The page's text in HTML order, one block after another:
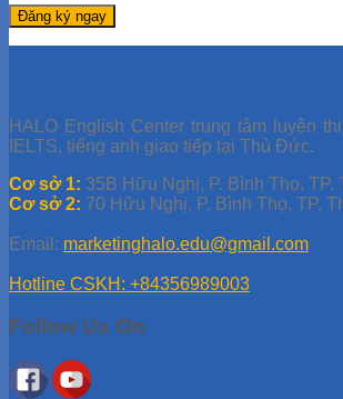
HALO English Center trung tâm luyện
IELTS, tiếng anh giao tiếp tại Thủ Đức.
Cơ sở 1: 35B Hữu Nghị, P. Bình Thọ,
Cơ sở 2: 70 Hữu Nghị, P. Bình Thọ, TP.
Email: marketinghalo.edu@gmail.com
Hotline CSKH: +84356989003
Follow Us On